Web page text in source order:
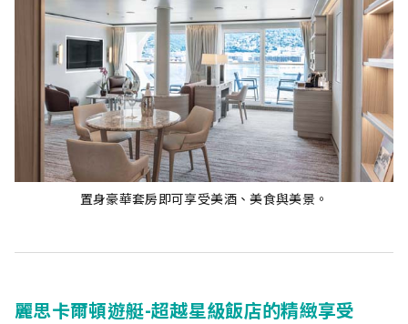
置身豪華套房即可享受美酒、美食與美景。
麗思卡爾頓遊艇-超越星級飯店的精緻享受